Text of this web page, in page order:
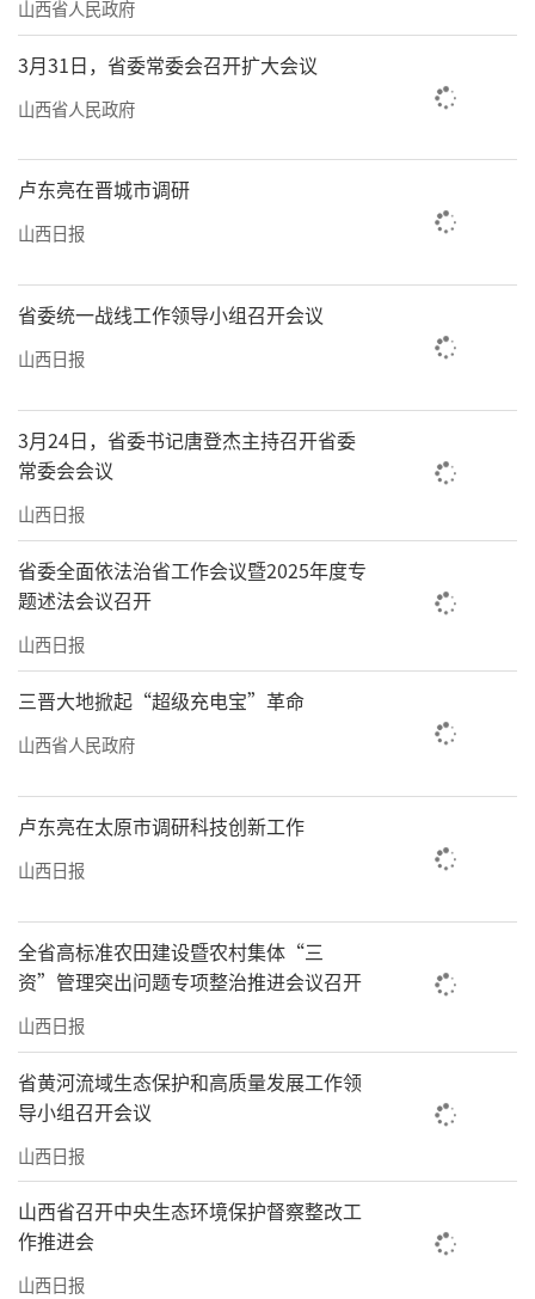
山西省人民政府
3月31日，省委常委会召开扩大会议
山西省人民政府
卢东亮在晋城市调研
山西日报
省委统一战线工作领导小组召开会议
山西日报
3月24日，省委书记唐登杰主持召开省委
常委会会议
山西日报
省委全面依法治省工作会议暨2025年度专
题述法会议召开
山西日报
三晋大地掀起“超级充电宝”革命
山西省人民政府
卢东亮在太原市调研科技创新工作
山西日报
全省高标准农田建设暨农村集体“三
资”管理突出问题专项整治推进会议召开
山西日报
省黄河流域生态保护和高质量发展工作领
导小组召开会议
山西日报
山西省召开中央生态环境保护督察整改工
作推进会
山西日报